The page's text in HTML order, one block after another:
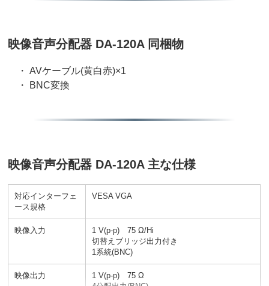
映像音声分配器 DA-120A 同梱物
・ AVケーブル(黄白赤)×1
・ BNC変換
映像音声分配器 DA-120A 主な仕様
対応インターフェ
ース規格
VESA VGA
映像入力
1 V(p-p) 75 Ω/Hi
切替えブリッジ出力付き
1系統(BNC)
映像出力
1 V(p-p) 75 Ω